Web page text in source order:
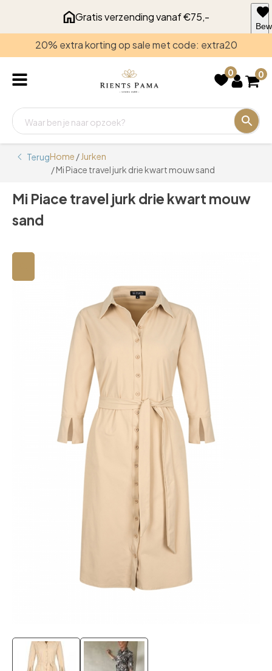
Gratis verzending vanaf €75,-
20% extra korting op sale met code: extra20
0 0
TerugHome / Jurken
/ Mi Piace travel jurk drie kwart mouw sand
Mi Piace travel jurk drie kwart mouw
sand
voor